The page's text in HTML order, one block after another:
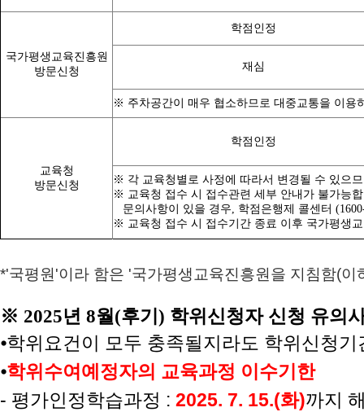
국가평생교육진흥원
방문신청
학점인정
재심
※ 주차공간이 매우 협소하므로 대중교통을 이용
교육청
방문신청
학점인정
※ 각 교육청별로 사정에 따라서 변경될 수 있으
※ 교육청 접수 시 접수관련 세부 안내가 불가능
문의사항이 있을 경우, 학점은행제
콜센터
※ 교육청 접수 시 접수기간 종료 이후 국가평생
*'국평원'이라 함은 '국가평생교육진흥원을 지침함(이
※ 2025년 8월(후기) 학위신청자 신청 유의
⦁학위요건이 모두 충족될지라도 학위신청
⦁학위수여예정자의 교육과정 이수기한
- 평가인정학습과정 : 2025. 7. 15.(화)까지